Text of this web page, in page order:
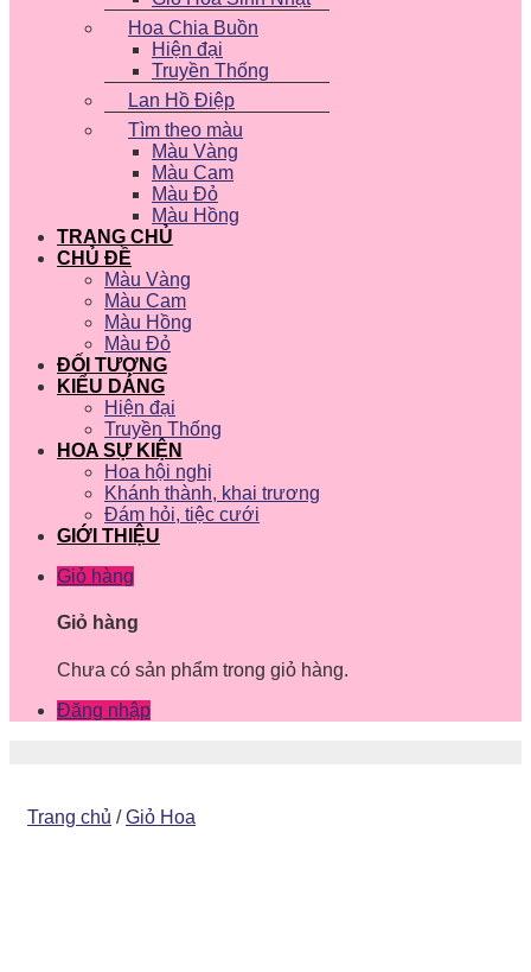
Hoa Chia Buồn
Hiện đại
Truyền Thống
Lan Hồ Điệp
Tìm theo màu
Màu Vàng
Màu Cam
Màu Đỏ
Màu Hồng
TRANG CHỦ
CHỦ ĐỀ
Màu Vàng
Màu Cam
Màu Hồng
Màu Đỏ
ĐỐI TƯỢNG
KIỂU DÁNG
Hiện đại
Truyền Thống
HOA SỰ KIỆN
Hoa hội nghị
Khánh thành, khai trương
Đám hỏi, tiệc cưới
GIỚI THIỆU
Giỏ hàng
Giỏ hàng
Chưa có sản phẩm trong giỏ hàng.
Đăng nhập
Trang chủ / Giỏ Hoa